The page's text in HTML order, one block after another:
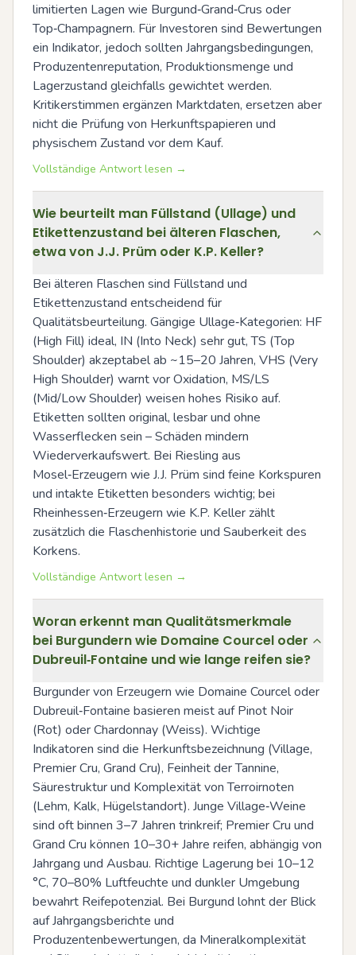
limitierten Lagen wie Burgund‑Grand‑Crus oder
Top‑Champagnern. Für Investoren sind Bewertungen
ein Indikator, jedoch sollten Jahrgangsbedingungen,
Produzentenreputation, Produktionsmenge und
Lagerzustand gleichfalls gewichtet werden.
Kritikerstimmen ergänzen Marktdaten, ersetzen aber
nicht die Prüfung von Herkunftspapieren und
physischem Zustand vor dem Kauf.
Vollständige Antwort lesen →
Wie beurteilt man Füllstand (Ullage) und
Etikettenzustand bei älteren Flaschen,
etwa von J.J. Prüm oder K.P. Keller?
Bei älteren Flaschen sind Füllstand und
Etikettenzustand entscheidend für
Qualitätsbeurteilung. Gängige Ullage‑Kategorien: HF
(High Fill) ideal, IN (Into Neck) sehr gut, TS (Top
Shoulder) akzeptabel ab ~15–20 Jahren, VHS (Very
High Shoulder) warnt vor Oxidation, MS/LS
(Mid/Low Shoulder) weisen hohes Risiko auf.
Etiketten sollten original, lesbar und ohne
Wasserflecken sein – Schäden mindern
Wiederverkaufswert. Bei Riesling aus
Mosel‑Erzeugern wie J.J. Prüm sind feine Korkspuren
und intakte Etiketten besonders wichtig; bei
Rheinhessen‑Erzeugern wie K.P. Keller zählt
zusätzlich die Flaschenhistorie und Sauberkeit des
Korkens.
Vollständige Antwort lesen →
Woran erkennt man Qualitätsmerkmale
bei Burgundern wie Domaine Courcel oder
Dubreuil‑Fontaine und wie lange reifen sie?
Burgunder von Erzeugern wie Domaine Courcel oder
Dubreuil‑Fontaine basieren meist auf Pinot Noir
(Rot) oder Chardonnay (Weiss). Wichtige
Indikatoren sind die Herkunftsbezeichnung (Village,
Premier Cru, Grand Cru), Feinheit der Tannine,
Säurestruktur und Komplexität von Terroirnoten
(Lehm, Kalk, Hügelstandort). Junge Village‑Weine
sind oft binnen 3–7 Jahren trinkreif; Premier Cru und
Grand Cru können 10–30+ Jahre reifen, abhängig von
Jahrgang und Ausbau. Richtige Lagerung bei 10–12
°C, 70–80% Luftfeuchte und dunkler Umgebung
bewahrt Reifepotenzial. Bei Burgund lohnt der Blick
auf Jahrgangsberichte und
Produzentenbewertungen, da Mineralkomplexität